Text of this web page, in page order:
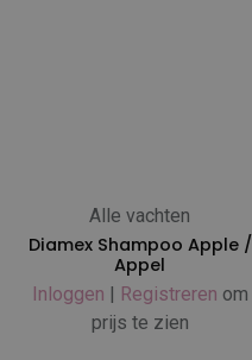
Alle vachten
Diamex Shampoo Apple /
Appel
Inloggen | Registreren om
prijs te zien